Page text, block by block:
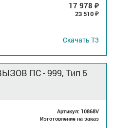
17 978 ₽
23 510 ₽
Скачать Т3
ПС - 999, Тип 5
Артикул: 10868V
Изготовление на заказ